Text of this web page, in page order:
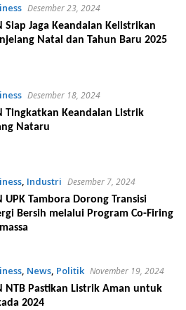
Desember 23, 2024
Siap Jaga Keandalan Kelistrikan
Natal dan Tahun Baru 2025
Desember 18, 2024
Tingkatkan Keandalan Listrik
Nataru
, Industri Desember 7, 2024
UPK Tambora Dorong Transisi
Bersih melalui Program Co-Firing
, News, Politik November 19, 2024
NTB Pastikan Listrik Aman untuk
2024